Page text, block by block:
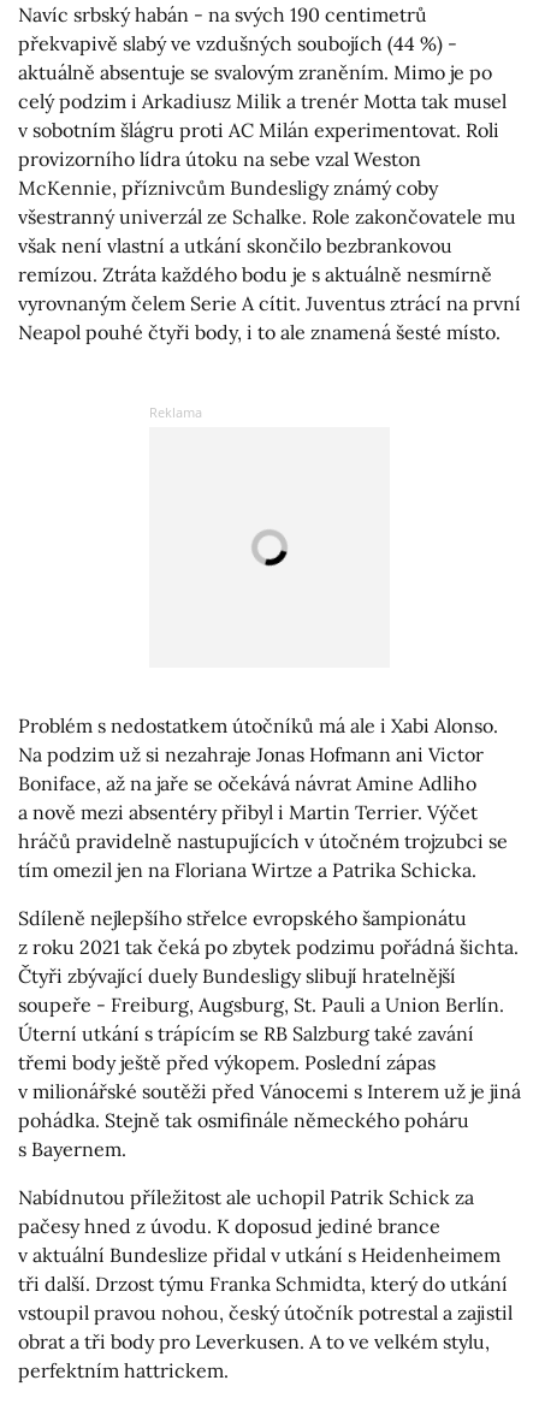
Navíc srbský habán - na svých 190 centimetrů
překvapivě slabý ve vzdušných soubojích (44 %) -
aktuálně absentuje se svalovým zraněním. Mimo je po
celý podzim i Arkadiusz Milik a trenér Motta tak musel
v sobotním šlágru proti AC Milán experimentovat. Roli
provizorního lídra útoku na sebe vzal Weston
McKennie, příznivcům Bundesligy známý coby
všestranný univerzál ze Schalke. Role zakončovatele mu
však není vlastní a utkání skončilo bezbrankovou
remízou. Ztráta každého bodu je s aktuálně nesmírně
vyrovnaným čelem Serie A cítit. Juventus ztrácí na první
Neapol pouhé čtyři body, i to ale znamená šesté místo.
Problém s nedostatkem útočníků má ale i Xabi Alonso.
Na podzim už si nezahraje Jonas Hofmann ani Victor
Boniface, až na jaře se očekává návrat Amine Adliho
a nově mezi absentéry přibyl i Martin Terrier. Výčet
hráčů pravidelně nastupujících v útočném trojzubci se
tím omezil jen na Floriana Wirtze a Patrika Schicka.
Sdíleně nejlepšího střelce evropského šampionátu
z roku 2021 tak čeká po zbytek podzimu pořádná šichta.
Čtyři zbývající duely Bundesligy slibují hratelnější
soupeře - Freiburg, Augsburg, St. Pauli a Union Berlín.
Úterní utkání s trápícím se RB Salzburg také zavání
třemi body ještě před výkopem. Poslední zápas
v milionářské soutěži před Vánocemi s Interem už je jiná
pohádka. Stejně tak osmifinále německého poháru
s Bayernem.
Nabídnutou příležitost ale uchopil Patrik Schick za
pačesy hned z úvodu. K doposud jediné brance
v aktuální Bundeslize přidal v utkání s Heidenheimem
tři další. Drzost týmu Franka Schmidta, který do utkání
vstoupil pravou nohou, český útočník potrestal a zajistil
obrat a tři body pro Leverkusen. A to ve velkém stylu,
perfektním hattrickem.